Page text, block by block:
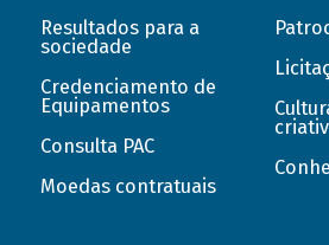
Resultados para a
sociedade
Credenciamento de
Equipamentos
Consulta PAC
Moedas contratuais